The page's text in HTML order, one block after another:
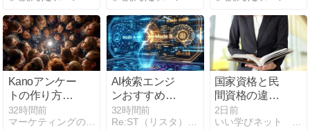
力
Kanoアンケー
トの作り方完
全ガイド：設
計のコツから
32時間前
マーケティングの現場で使えるAI・データ分析ノウハウの提供
AI検索エンジ
ンおすすめ比
較｜無料で使
えるツール一
32時間前
国家資格と民
間資格の違い
をわかりやす
く解説
2日前